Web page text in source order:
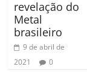
revelação do
Metal
brasileiro
9 de abril de
2021
0